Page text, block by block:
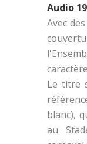
Audio 19
Avec
Le titre
blanc),
au